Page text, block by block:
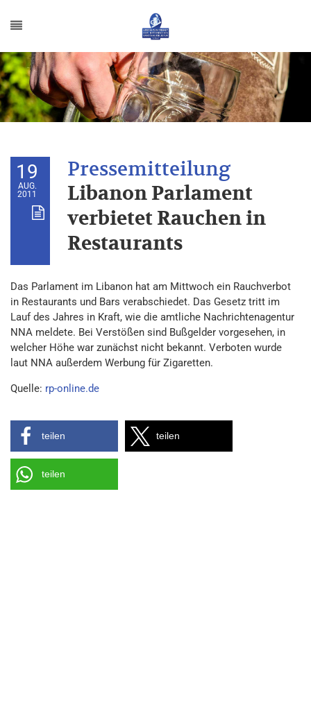
19
AUG.
2011
Libanon Parlament
verbietet Rauchen in
Restaurants
Das Parlament im Libanon hat am Mittwoch ein Rauchverbot
in Restaurants und Bars verabschiedet. Das Gesetz tritt im
Lauf des Jahres in Kraft, wie die amtliche Nachrichtenagentur
NNA meldete. Bei Verstößen sind Bußgelder vorgesehen, in
welcher Höhe war zunächst nicht bekannt. Verboten wurde
laut NNA außerdem Werbung für Zigaretten.
Quelle: rp-online.de
teilen teilen
teilen